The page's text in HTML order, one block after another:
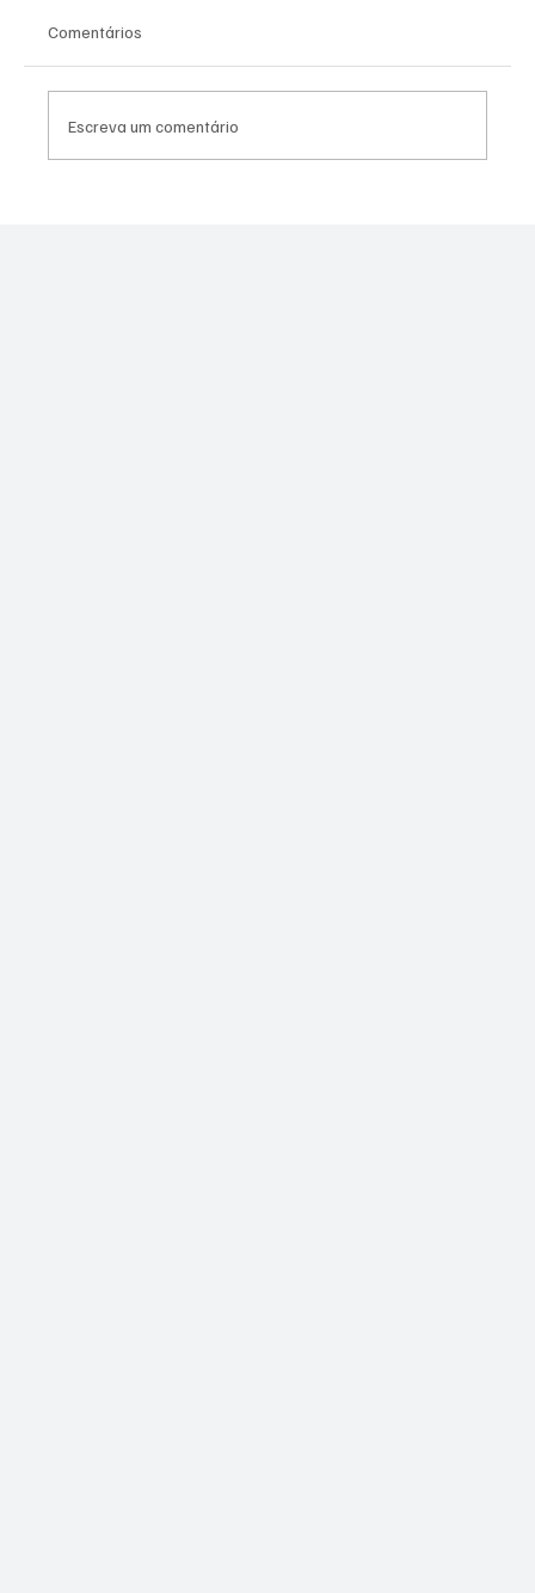
Comentários
Escreva um comentário